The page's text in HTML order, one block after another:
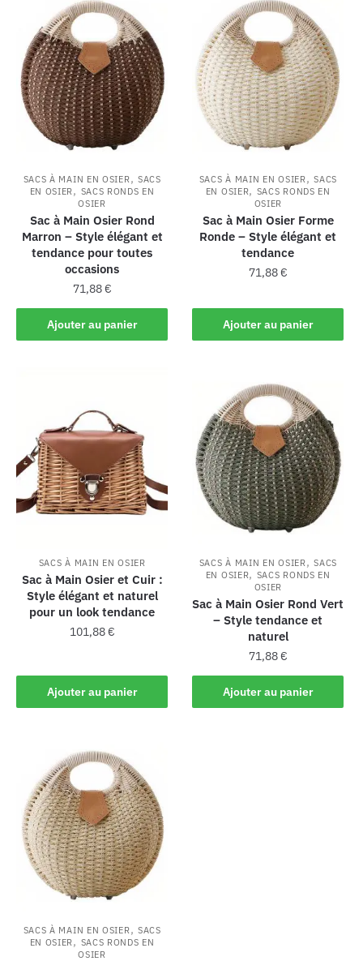
SACS À MAIN EN OSIER, SACS
EN OSIER, SACS RONDS EN
OSIER
Sac à Main Osier Rond
Marron – Style élégant et
tendance pour toutes
occasions
71,88€
Ajouter au panier
SACS À MAIN EN OSIER,SACS
EN OSIER, SACS RONDS EN
OSIER
Sac à Main Osier Forme
Ronde – Style élégant et
tendance
71,88€
Ajouter au panier
SACS À MAIN EN OSIER
Sac à Main Osier et Cuir :
Style élégant et naturel
pour un look tendance
101,88€
Ajouter au panier
SACS À MAIN EN OSIER,SACS
EN OSIER, SACS RONDS EN
OSIER
Sac à Main Osier Rond Vert
– Style tendance et
naturel
71,88€
Ajouter au panier
SACS À MAIN EN OSIER, SACS
EN OSIER, SACS RONDS EN
OSIER